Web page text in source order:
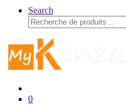
Search
Recherche
pour :
0